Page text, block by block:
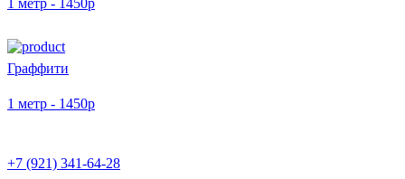
1 метр - 1450р
Граффити
1 метр - 1450р
+7 (921) 341-64-28